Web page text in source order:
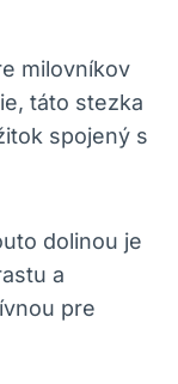
milovníkov
táto⁢ stezka
spojený ‌s
dolinou je
a
pre